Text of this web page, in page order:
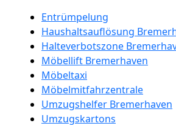
Entrümpelung
Haushaltsauflösung
Halteverbotszone
Möbellift Bremerhaven
Möbeltaxi
Möbelmitfahrzentrale
Umzugshelfer Bremerhaven
Umzugskartons